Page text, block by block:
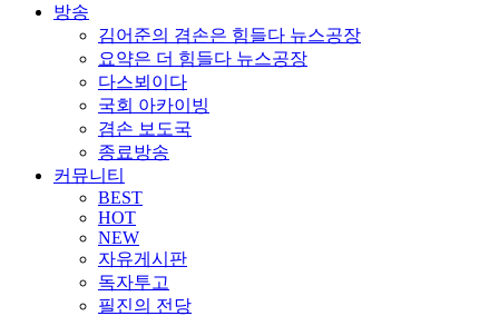
방송
김어준의 겸손은 힘들다 뉴스공장
요약은 더 힘들다 뉴스공장
다스뵈이다
국회 아카이빙
겸손 보도국
종료방송
커뮤니티
BEST
HOT
NEW
자유게시판
독자투고
필진의 전당